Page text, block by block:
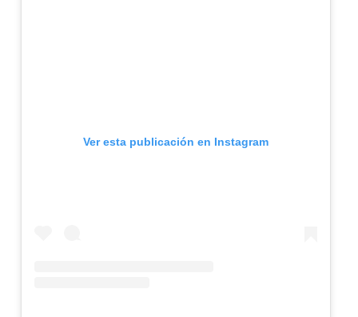
Ver esta publicación en Instagram